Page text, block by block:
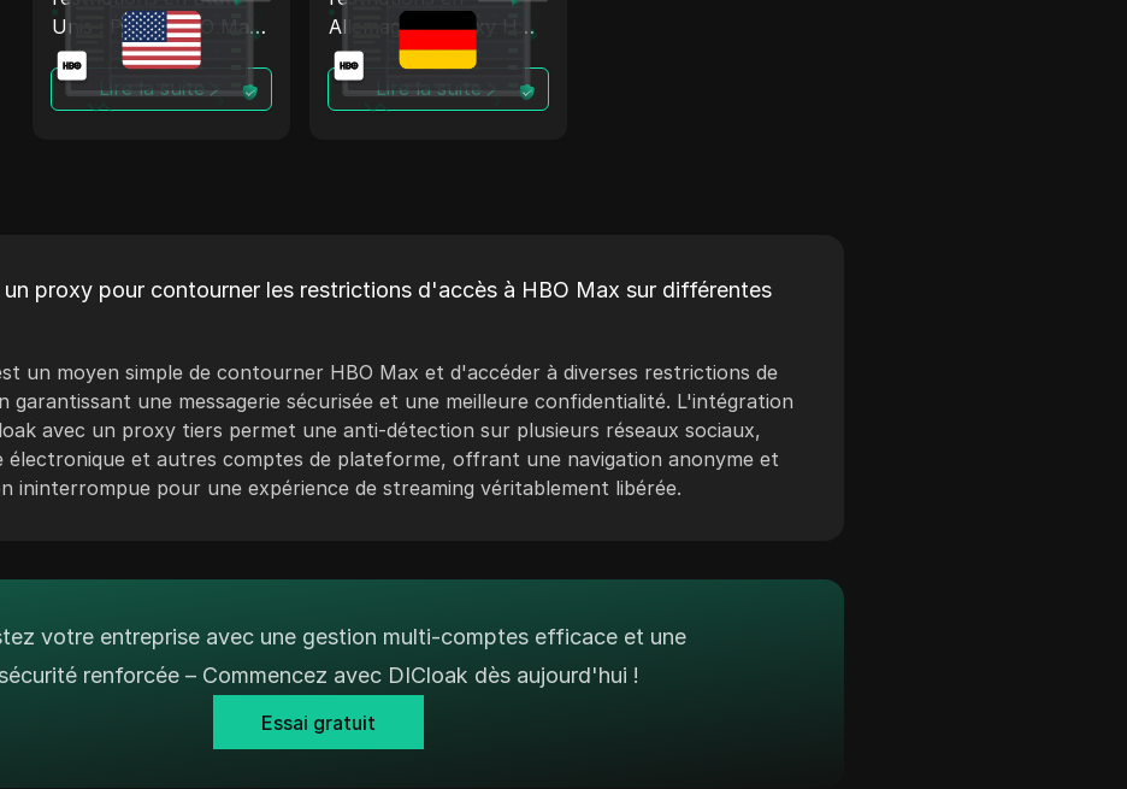
Unis : Proxy HBO Max
+ Antidetect
Lire la suite
Allemagne : Proxy HBO
Max + Antidetect
Lire la suite
un proxy pour contourner les restrictions d'accès à HBO Max sur différentes
un moyen simple de contourner HBO Max et d'accéder à diverses restrictions de
une messagerie sécurisée et une meilleure confidentialité. L'intégration
avec un proxy tiers permet une anti-détection sur plusieurs réseaux sociaux,
électronique et autres comptes de plateforme, offrant une navigation anonyme et
ininterrompue pour une expérience de streaming véritablement libérée.
votre entreprise avec une gestion multi-comptes efficace et une
sécurité renforcée – Commencez avec DICloak dès aujourd'hui !
Essai gratuit